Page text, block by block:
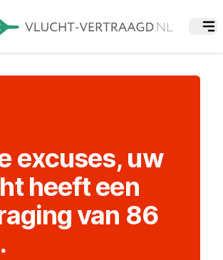
excuses, uw
heeft een
van 86